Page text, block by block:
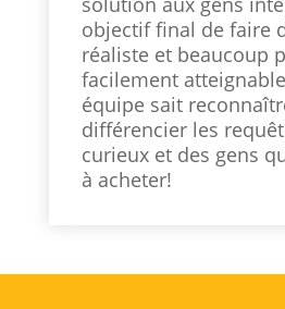
objectif final de faire
réaliste et beaucoup
facilement
équipe sait
différencier les
curieux et des gens
à acheter!